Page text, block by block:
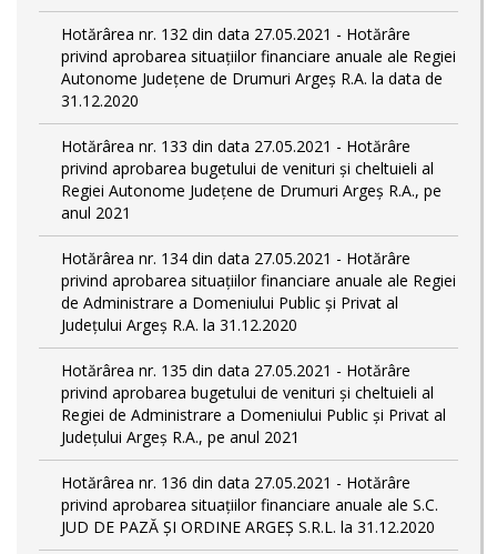
Hotărârea nr. 132 din data 27.05.2021 - Hotărâre
privind aprobarea situațiilor financiare anuale ale Regiei
Autonome Județene de Drumuri Argeș R.A. la data de
31.12.2020
Hotărârea nr. 133 din data 27.05.2021 - Hotărâre
privind aprobarea bugetului de venituri și cheltuieli al
Regiei Autonome Județene de Drumuri Argeș R.A., pe
anul 2021
Hotărârea nr. 134 din data 27.05.2021 - Hotărâre
privind aprobarea situațiilor financiare anuale ale Regiei
de Administrare a Domeniului Public și Privat al
Județului Argeș R.A. la 31.12.2020
Hotărârea nr. 135 din data 27.05.2021 - Hotărâre
privind aprobarea bugetului de venituri și cheltuieli al
Regiei de Administrare a Domeniului Public și Privat al
Județului Argeș R.A., pe anul 2021
Hotărârea nr. 136 din data 27.05.2021 - Hotărâre
privind aprobarea situațiilor financiare anuale ale S.C.
JUD DE PAZĂ ȘI ORDINE ARGEȘ S.R.L. la 31.12.2020